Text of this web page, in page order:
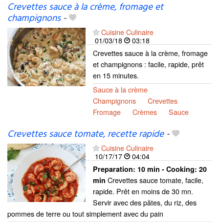
Crevettes sauce à la crème, fromage et
champignons-
Cuisine Culinaire
01/03/18
03:18
Crevettes sauce à la crème, fromage
et champignons : facile, rapide, prêt
en 15 minutes.
Sauce à la crème
Champignons
Crevettes
Fromage
Crèmes Sauce
Crevettes sauce tomate, recette rapide-
Cuisine Culinaire
10/17/17
04:04
Preparation: 10 min - Cooking: 20
min Crevettes sauce tomate, facile,
rapide. Prêt en moins de 30 mn.
Servir avec des pâtes, du riz, des
pommes de terre ou tout simplement avec du pain